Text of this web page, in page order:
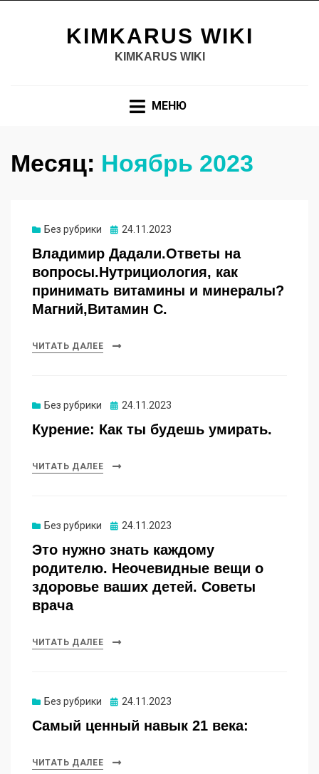
KIMKARUS WIKI
KIMKARUS WIKI
МЕНЮ
Месяц: Ноябрь 2023
Без рубрики Опубликовано
24.11.2023
Владимир Дадали.Ответы на
вопросы.Нутрициология, как
принимать витамины и минералы?
Магний,Витамин С.
ЧИТАТЬ ДАЛЕЕ
Без рубрики Опубликовано
24.11.2023
Курение: Как ты будешь умирать.
ЧИТАТЬ ДАЛЕЕ
Без рубрики Опубликовано
24.11.2023
Это нужно знать каждому
родителю. Неочевидные вещи о
здоровье ваших детей. Советы
врача
ЧИТАТЬ ДАЛЕЕ
Без рубрики Опубликовано
24.11.2023
Самый ценный навык 21 века:
ЧИТАТЬ ДАЛЕЕ